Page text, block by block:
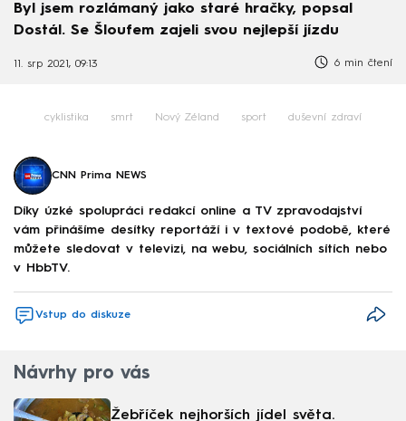
Byl jsem rozlámaný jako staré hračky, popsal
Dostál. Se Šloufem zajeli svou nejlepší jízdu
11. srp 2021, 09:13 6 min čtení
cyklistika smrt Nový Zéland sport duševní zdraví
CNN Prima NEWS
Díky úzké spolupráci redakcí online a TV zpravodajství
vám přinášíme desítky reportáží i v textové podobě, které
můžete sledovat v televizi, na webu, sociálních sítích nebo
v HbbTV.
Vstup do diskuze
Návrhy pro vás
Žebříček nejhorších jídel světa.